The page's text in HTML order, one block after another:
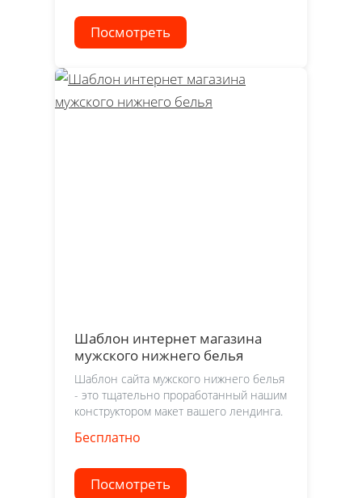
Посмотреть
Шаблон интернет магазина
мужского нижнего белья
Шаблон сайта мужского нижнего белья
- это тщательно проработанный нашим
конструктором макет вашего лендинга.
Бесплатно
Посмотреть